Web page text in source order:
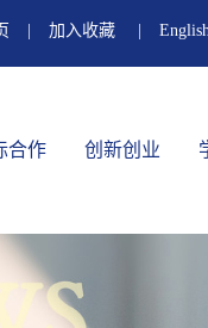
加入收藏
合作 创新创业